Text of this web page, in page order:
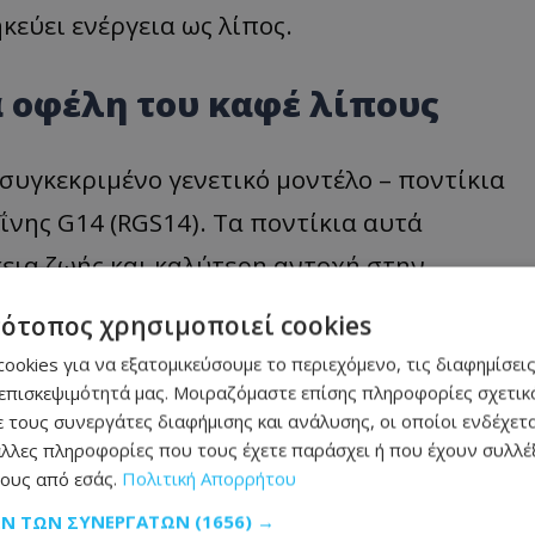
ενέργεια ως λίπος.
του καφέ λίπους
γενετικό μοντέλο – ποντίκια
G14 (RGS14). Τα ποντίκια αυτά
ζωής και καλύτερη αντοχή στην
μυστικό τους; Υψηλότερη συγκέντρωση
Ο Πρόεδρος
τη νέα
χρησιμοποιεί cookies
για να εξατομικεύσουμε το περιεχόμενο, τις
μας. Μοιραζόμαστε επίσης πληροφορίες
συνεργάτες διαφήμισης και ανάλυσης, οι οποίοι
πληροφορίες που τους έχετε παράσχει ή που έχουν
από εσάς. Πολιτική Απορρήτου
ΤΩΝ ΣΥΝΕΡΓΑΤΏΝ (1656) →